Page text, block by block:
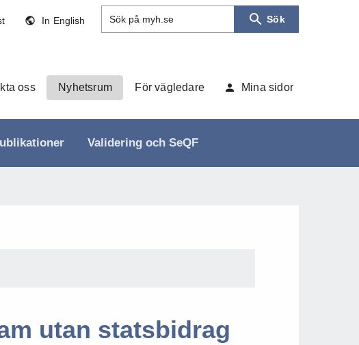
In English Sök på myh.se Sök
oss Nyhetsrum För vägledare Mina sidor
Validering och SeQF
utan statsbidrag